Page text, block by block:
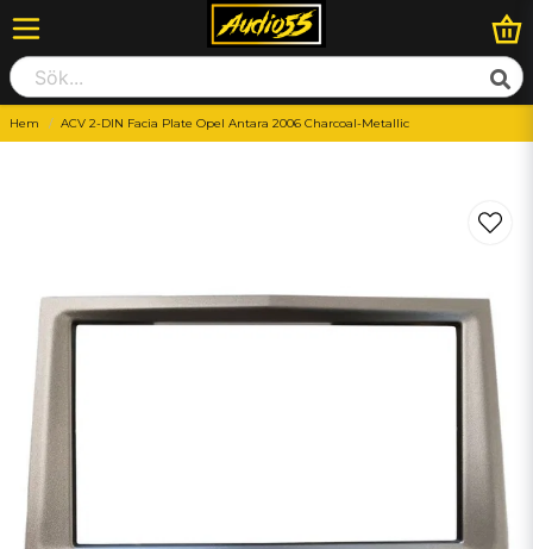
Hem ACV 2-DIN Facia Plate Opel Antara 2006 Charcoal-Metallic